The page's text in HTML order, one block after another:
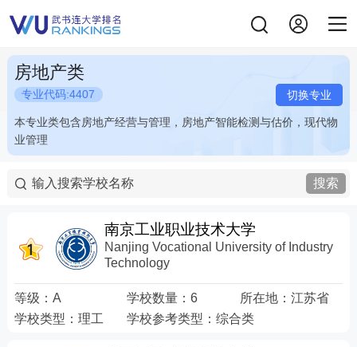
房地产类
专业代码:4407 切换专业
本专业类包含房地产经营与管理，房地产智能检测与估价，现代物
业管理
本专业类包含房地产经营与管理，房地产智能检测与估价，现代物
业管理
搜索
南京工业职业技术大学
Nanjing Vocational University of Industry
Technology
等级： A 学校数量：6 所在地： 江苏省
学校类型： 理工 学校参考类型：综合类